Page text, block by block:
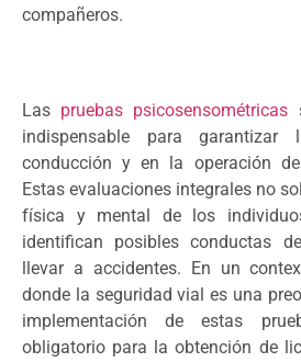
compañeros.
Las pruebas psicosensométricas
indispensable para
conducción y en la operación
Estas evaluaciones integrales no
física y mental de los
identifican posibles conductas
llevar a accidentes. En un
donde la seguridad vial es una
implementación de estas
obligatorio para la obtención de